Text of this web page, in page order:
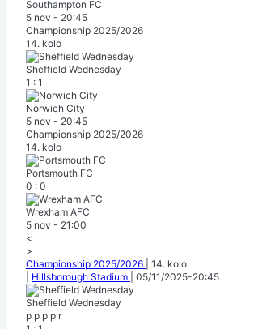
Southampton FC
5 nov - 20:45
Championship 2025/2026
14. kolo
Sheffield Wednesday
1 : 1
Norwich City
5 nov - 20:45
Championship 2025/2026
14. kolo
Portsmouth FC
0 : 0
Wrexham AFC
5 nov - 21:00
<
>
Championship 2025/2026
14. kolo
Hillsborough Stadium 05/11/2025-20:45
Sheffield Wednesday
p p p p r